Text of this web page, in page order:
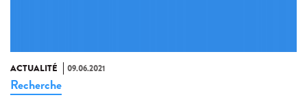
ACTUALITÉ 09.06.2021
Recherche